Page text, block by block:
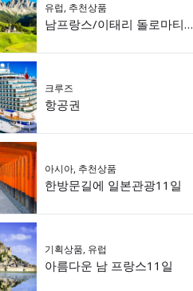
유럽, 추천상품
남프랑스/이태리 돌로마티 9일
크루즈
항공권
아시아, 추천상품
한방문길에 일본관광11일
기획상품, 유럽
아름다운 남 프랑스11일